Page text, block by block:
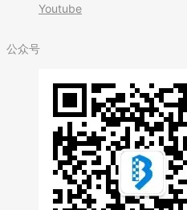
Youtube
公众号